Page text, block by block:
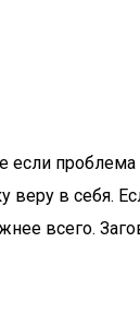
в себя.
всего.